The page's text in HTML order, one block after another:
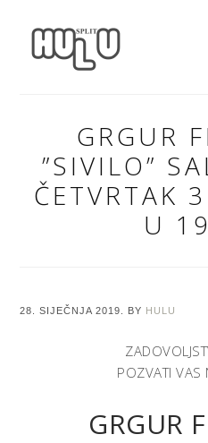
GRGUR
”SIVILO”
ČETVRTAK
U
28. SIJEČNJA 2019. BY HULU
POZVATI VAS
GRGUR